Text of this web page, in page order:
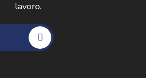
lavoro.